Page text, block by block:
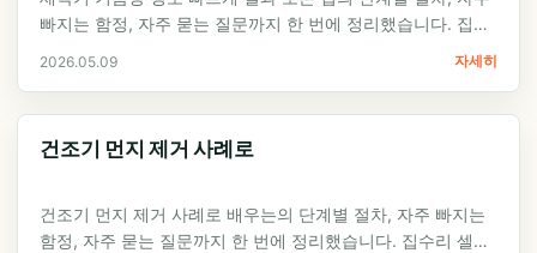
빠지는 함정, 자주 묻는 질문까지 한 번에 정리했습니다. 집수
2026.05.09 자세히
건조기 먼지 제거 사례로
건조기 먼지 제거 사례로 배우는의 단계별 절차, 자주 빠지는
함정, 자주 묻는 질문까지 한 번에 정리했습니다. 집수리 셀프